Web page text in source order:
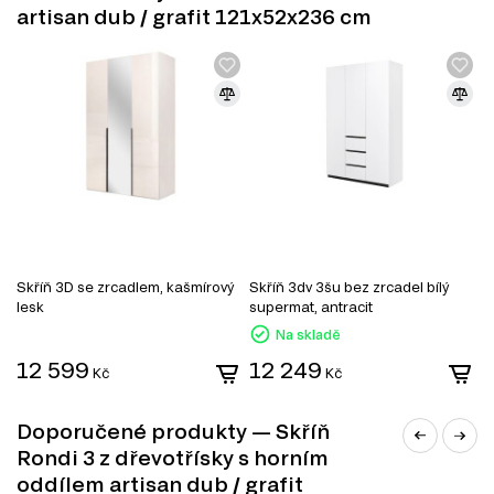
Tento produkt je sestavou, která se skládá z následujících
Skříň Rondi 3D dub artisan / grafit 121x52x195, 1 ks – 121.00 cm x
Nástavba Rondi 3 dřevotříska 121x52x41 dub artisan / grafit, 1 ks –
121.00 cm x 41.00 cm x 52.00 cm
artisan dub / grafit 121x52x236 cm
Skříň 3D se zrcadlem, kašmírový
lesk
12 599 Kč
Skříň 3dv 3šu bez zrcadel bílý
supermat, antracit
Na skladě
12 249 Kč
Doporučené produkty — Skříň
Rondi 3 z dřevotřísky s horním
oddílem artisan dub / grafit